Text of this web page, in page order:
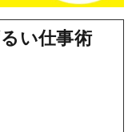
い仕事術